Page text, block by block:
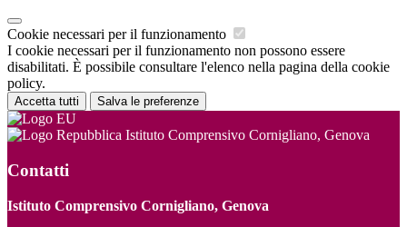
Cookie necessari per il funzionamento
I cookie necessari per il funzionamento non possono essere
disabilitati. È possibile consultare l'elenco nella pagina della cookie
policy.
Accetta tutti Salva le preferenze
Istituto Comprensivo Cornigliano, Genova
Contatti
Istituto Comprensivo Cornigliano, Genova